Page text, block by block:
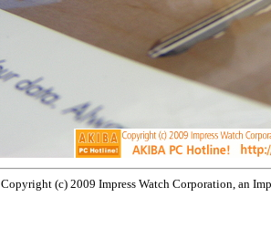
Copyright (c) 2009 Impress Watch Corporation, an